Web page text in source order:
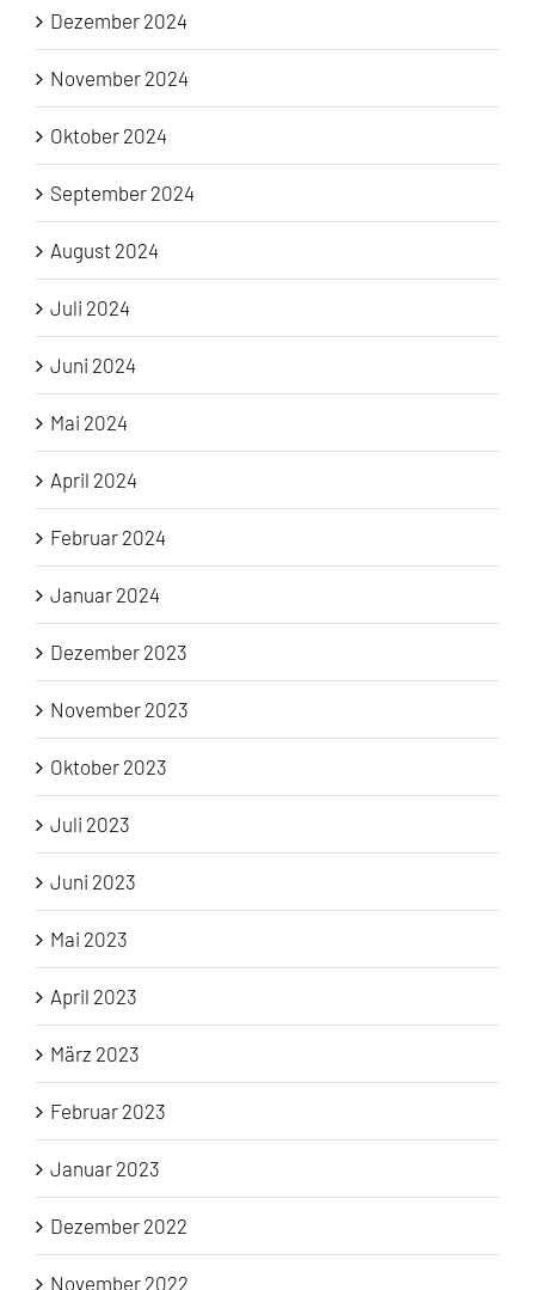
Dezember 2024
November 2024
Oktober 2024
September 2024
August 2024
Juli 2024
Juni 2024
Mai 2024
April 2024
Februar 2024
Januar 2024
Dezember 2023
November 2023
Oktober 2023
Juli 2023
Juni 2023
Mai 2023
April 2023
März 2023
Februar 2023
Januar 2023
Dezember 2022
November 2022